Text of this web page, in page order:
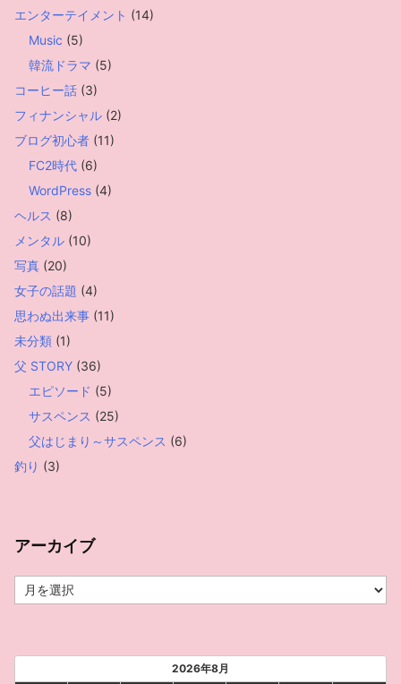
エンターテイメント (14)
Music (5)
韓流ドラマ (5)
コーヒー話 (3)
フィナンシャル (2)
ブログ初心者 (11)
FC2時代 (6)
WordPress (4)
ヘルス (8)
メンタル (10)
写真 (20)
女子の話題 (4)
思わぬ出来事 (11)
未分類 (1)
父 STORY (36)
エピソード (5)
サスペンス (25)
父はじまり～サスペンス (6)
釣り (3)
アーカイブ
ー
ブ
2026年8月